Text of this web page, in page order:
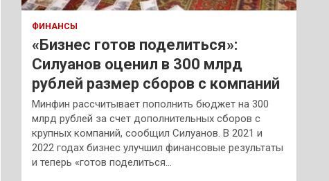
ФИНАНСЫ
«Бизнес готов поделиться»:
Силуанов оценил в 300 млрд
рублей размер сборов с компаний
Минфин рассчитывает пополнить бюджет на 300
млрд рублей за счет дополнительных сборов с
крупных компаний, сообщил Силуанов. В 2021 и
2022 годах бизнес улучшил финансовые результаты
и теперь «готов поделиться…